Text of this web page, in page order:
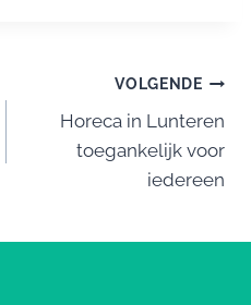
VOLGENDE
Horeca in Lunteren
toegankelijk voor
iedereen